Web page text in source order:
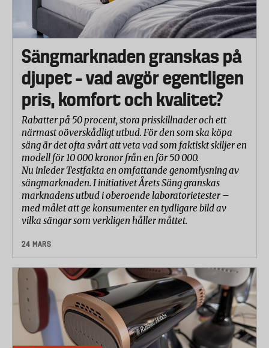
Sängmarknaden granskas på
djupet – vad avgör egentligen
pris, komfort och kvalitet?
Rabatter på 50 procent, stora prisskillnader och ett
närmast oöverskådligt utbud. För den som ska köpa
säng är det ofta svårt att veta vad som faktiskt skiljer en
modell för 10 000 kronor från en för 50 000.
Nu inleder Testfakta en omfattande genomlysning av
sängmarknaden. I initiativet Årets Säng granskas
marknadens utbud i oberoende laboratorietester –
med målet att ge konsumenter en tydligare bild av
vilka sängar som verkligen håller måttet.
24 MARS